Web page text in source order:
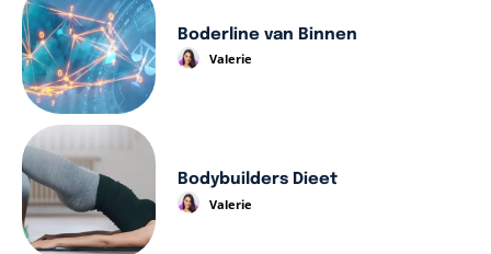
Boderline van Binnen
Valerie
Bodybuilders Dieet
Valerie